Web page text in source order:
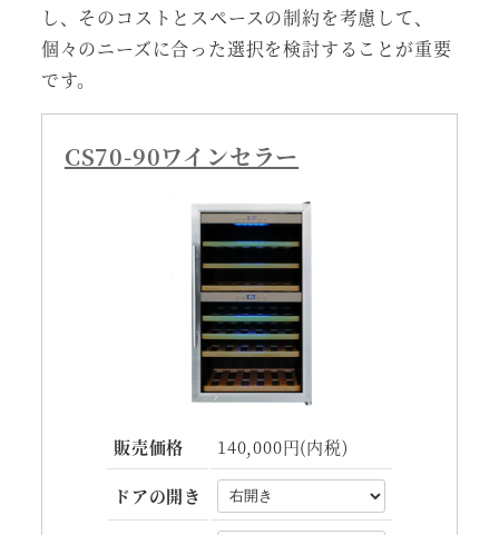
し、そのコストとスペースの制約を考慮して、
個々のニーズに合った選択を検討することが重要
です。
CS70-90ワインセラー
販売価格 140,000円(内税)
ドアの開き